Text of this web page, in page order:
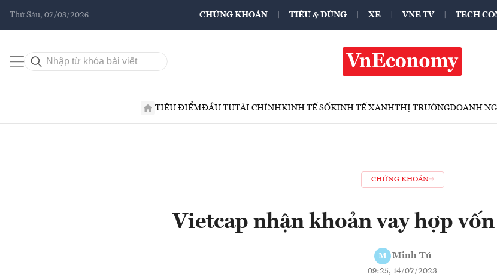
Thứ Sáu, 07/08/2026 CHỨNG KHOÁN TIÊU & DÙNG XE VNE TV TECH
TIÊU ĐIỂMĐẦU TƯTÀI CHÍNHKINH TẾ SỐKINH TẾ XANHTHỊ TRƯỜNGDOANH
CHỨNG KHOÁN
Vietcap nhận khoản vay hợp
M Minh Tú
09:25, 14/07/2023